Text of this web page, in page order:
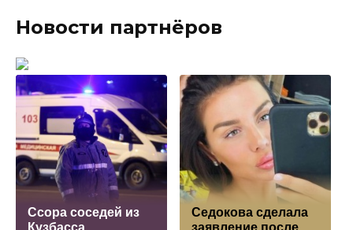
Новости партнёров
Ссора соседей из
Седокова сделала